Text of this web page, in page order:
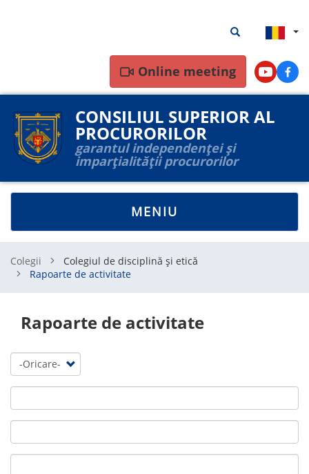
Rezultate
căutare
Rezultate
Online meeting Youtube
CONSILIUL SUPERIOR AL
PROCURORILOR
garantul independenței și
imparțialității procurorilor
TOGGLE
NAVIGATION
MENIU
Colegii
Colegiul de disciplină și etică
Rapoarte de activitate
Rapoarte de activitate